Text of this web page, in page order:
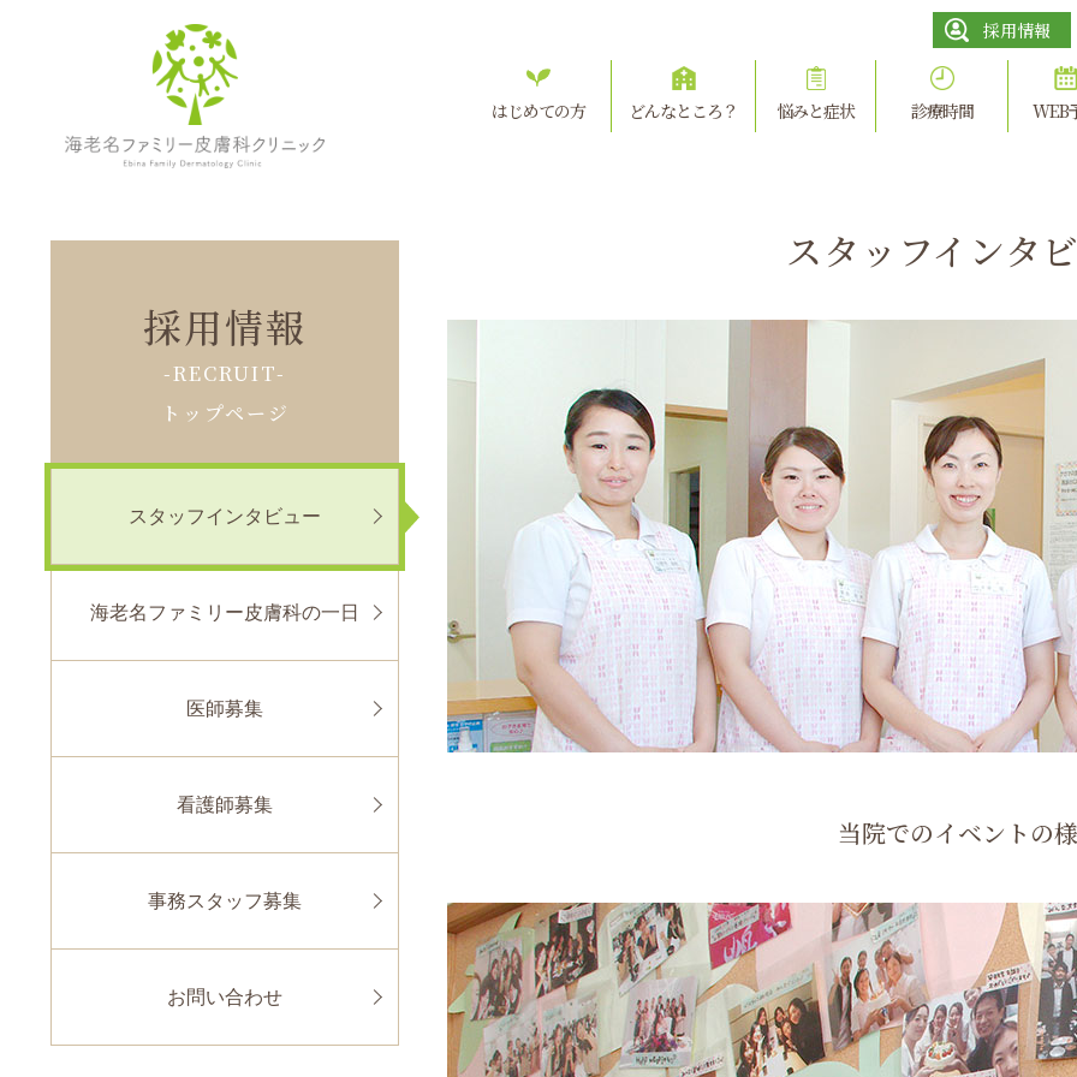
採用情報
はじめての方 どんなところ？ 悩みと症状 診療時間 WEB
採用情報
-RECRUIT-
トップページ
スタッフインタビュー
海老名ファミリー皮膚科の一日
医師募集
看護師募集
事務スタッフ募集
お問い合わせ
スタッフインタ
当院でのイベントの